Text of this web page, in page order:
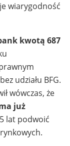
wiarygodność
kwotą 687
udziału BFG.
wówczas, że
już
lat podwoić